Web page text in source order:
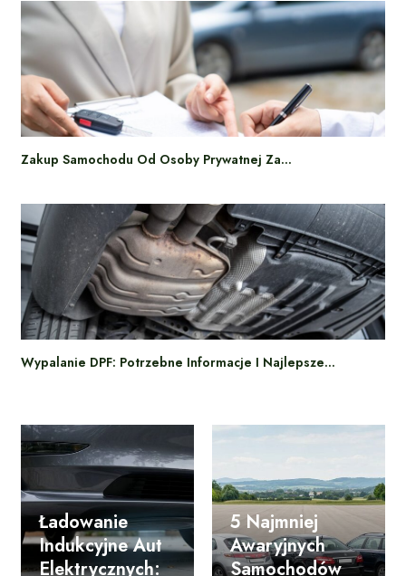
Zakup Samochodu Od Osoby Prywatnej Za…
Wypalanie DPF: Potrzebne Informacje I Najlepsze…
Ładowanie
Indukcyjne Aut
Elektrycznych:
5 Najmniej
Awaryjnych
Samochodów